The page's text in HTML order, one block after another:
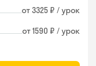
от 3325 ₽ / урок
от 1590 ₽ / урок